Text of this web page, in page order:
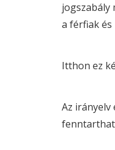
jogszabály
a férfiak
Itthon ez
Az